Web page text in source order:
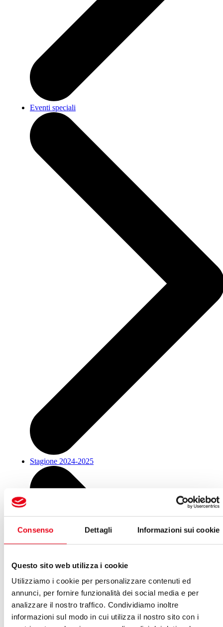
Consenso Dettagli Informazioni sui cookie
Questo sito web utilizza i cookie
Utilizziamo i cookie per personalizzare contenuti ed
annunci, per fornire funzionalità dei social media e per
analizzare il nostro traffico. Condividiamo inoltre
informazioni sul modo in cui utilizza il nostro sito con i
Eventi speciali
Stagione 2024-2025